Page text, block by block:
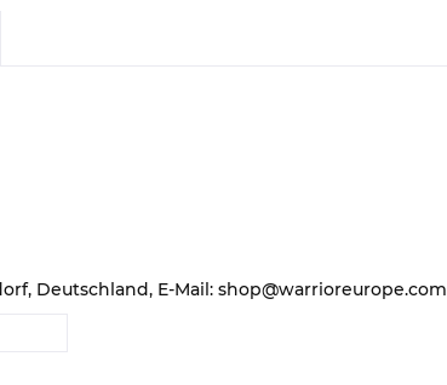
Deutschland, E-Mail: shop@warrioreurope.com